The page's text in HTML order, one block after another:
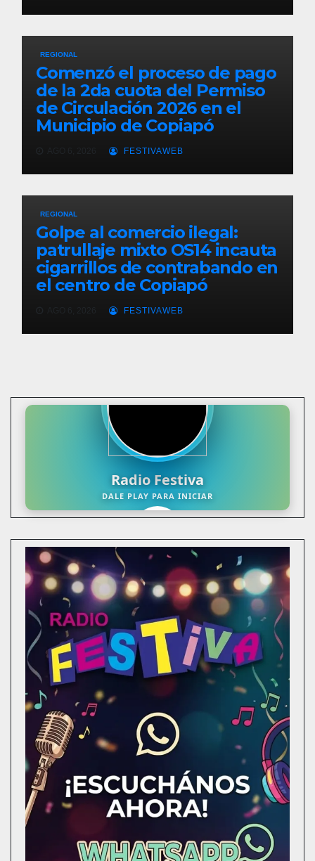
REGIONAL
Comenzó el proceso de pago
de la 2da cuota del Permiso
de Circulación 2026 en el
Municipio de Copiapó
FESTIVAWEB
REGIONAL
Golpe al comercio ilegal:
patrullaje mixto OS14 incauta
cigarrillos de contrabando en
el centro de Copiapó
FESTIVAWEB